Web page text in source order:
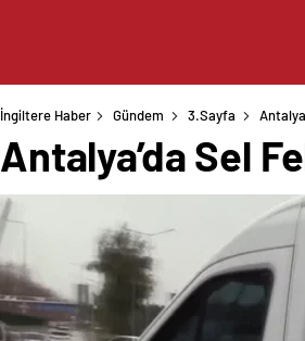
İngiltere Haber Gündem 3.Sayfa
Antalya’da Sel